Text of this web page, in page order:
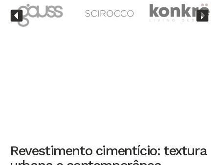
Revestimento cimentício: textura